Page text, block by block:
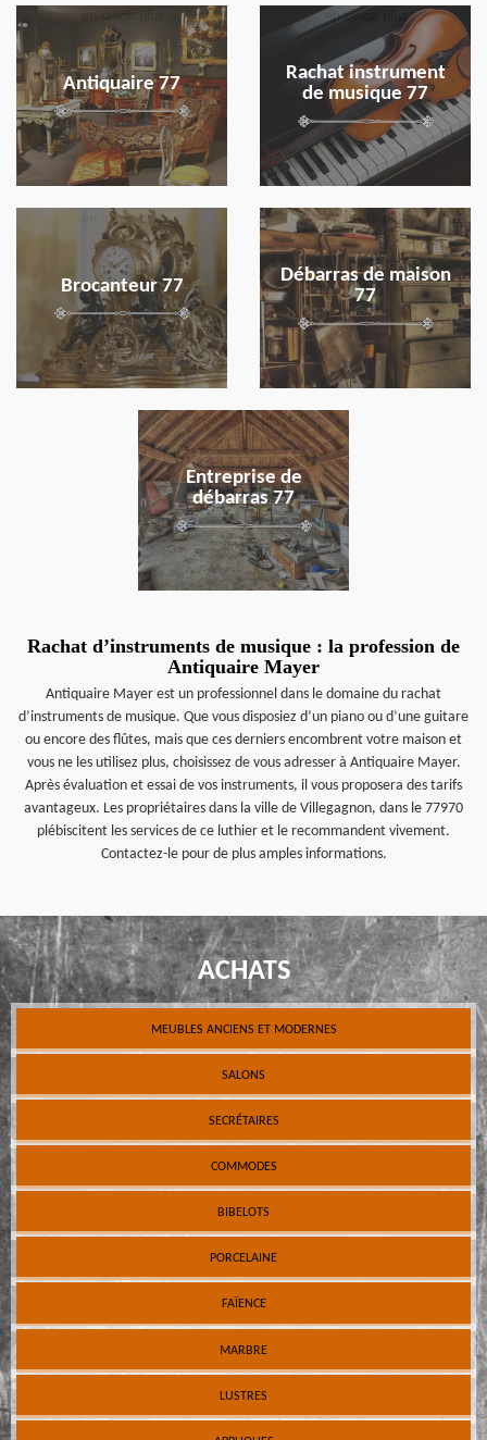
Antiquaire 77
en savoir plus
Rachat instrument
de musique 77
en savoir plus
Brocanteur 77
en savoir plus
Débarras de maison
77
en savoir plus
Entreprise de
débarras 77
en savoir plus
Rachat d’instruments de musique : la profession de
Antiquaire Mayer
Antiquaire Mayer est un professionnel dans le domaine du rachat
d’instruments de musique. Que vous disposiez d’un piano ou d’une guitare
ou encore des flûtes, mais que ces derniers encombrent votre maison et
vous ne les utilisez plus, choisissez de vous adresser à Antiquaire Mayer.
Après évaluation et essai de vos instruments, il vous proposera des tarifs
avantageux. Les propriétaires dans la ville de Villegagnon, dans le 77970
plébiscitent les services de ce luthier et le recommandent vivement.
Contactez-le pour de plus amples informations.
ACHATS
MEUBLES ANCIENS ET MODERNES
SALONS
SECRÉTAIRES
COMMODES
BIBELOTS
PORCELAINE
FAÏENCE
MARBRE
LUSTRES